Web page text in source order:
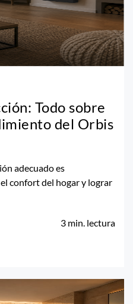
Todo sobre
del Orbis
adecuado es
confort del hogar y lograr
3 min. lectura